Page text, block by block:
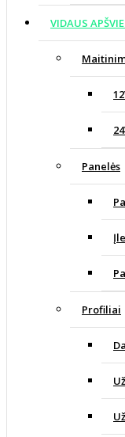
VIDAUS
Panelės
Profiliai